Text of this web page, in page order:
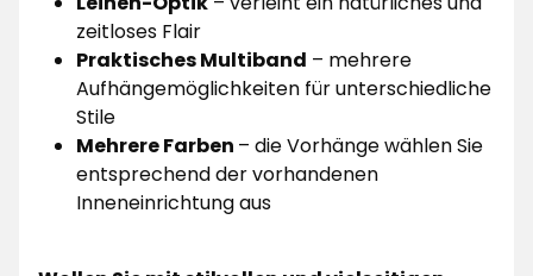
zeitloses Flair
Praktisches Multiband – mehrere
Aufhängemöglichkeiten für unterschiedliche
Stile
Mehrere Farben – die Vorhänge wählen Sie
entsprechend der vorhandenen
Inneneinrichtung aus